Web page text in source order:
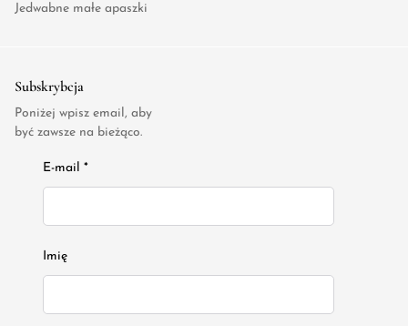
Jedwabne małe apaszki
Subskrybcja
Poniżej wpisz email, aby
być zawsze na bieżąco.
E-mail *
Imię